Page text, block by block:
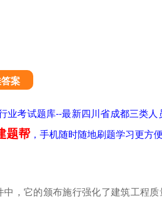
案
业考试题库--最新四川省成都三类
题帮 ，手机随时随地刷题学习更方
，它的颁布施行强化了建筑工程